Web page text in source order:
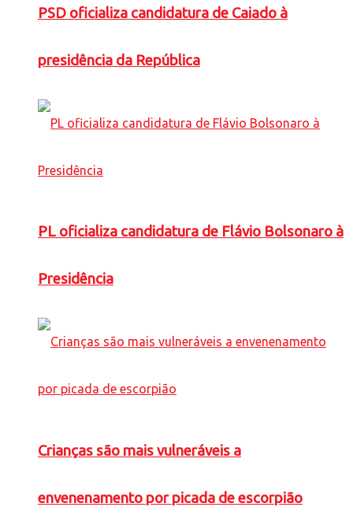
PSD oficializa candidatura de Caiado à
presidência da República
PL oficializa candidatura de Flávio Bolsonaro à
Presidência
Crianças são mais vulneráveis a
envenenamento por picada de escorpião